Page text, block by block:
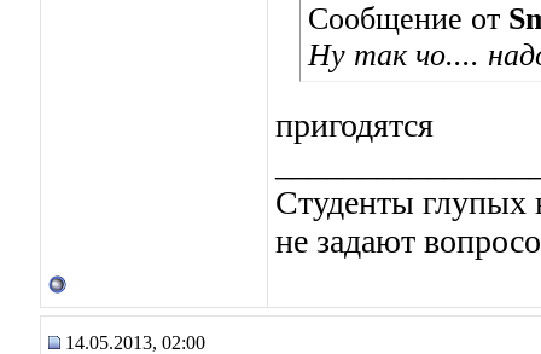
Сообщение от
Ну так чо....
пригодятся
Студенты глупых
не задают
14.05.2013, 02:00